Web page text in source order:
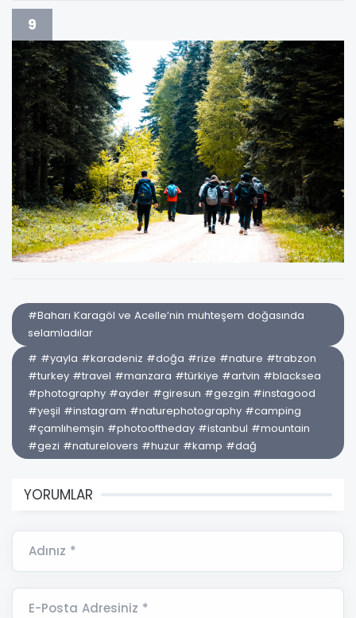
9
#Baharı Karagöl ve Acelle’nin muhteşem doğasında
selamladılar
# #yayla #karadeniz #doğa #rize #nature #trabzon
#turkey #travel #manzara #türkiye #artvin #blacksea
#photography #ayder #giresun #gezgin #instagood
#yeşil #instagram #naturephotography #camping
#çamlıhemşin #photooftheday #istanbul #mountain
#gezi #naturelovers #huzur #kamp #dağ
YORUMLAR
Adınız *
E-Posta Adresiniz *